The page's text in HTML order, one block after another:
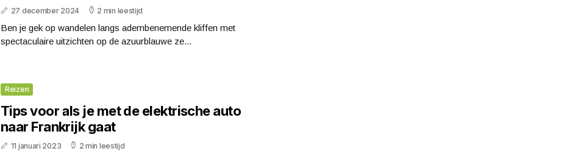
27 december 2024 2 min leestijd
Ben je gek op wandelen langs adembenemende kliffen met
spectaculaire uitzichten op de azuurblauwe ze...
Reizen
Tips voor als je met de elektrische auto
naar Frankrijk gaat
11 januari 2023 2 min leestijd